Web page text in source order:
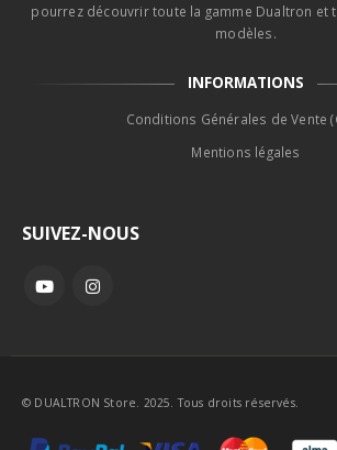
pourrez découvrir toute la gamme Dualtron et
modèles.
INFORMATIONS
Conditions Générales de Vente
Mentions légales
SUIVEZ-NOUS
© DUALTRON Store. 2025. Tous droits réservés.